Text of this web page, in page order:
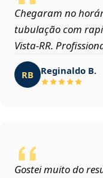
Chegaram no
tubulação com
Vista‑RR.
RB Reginaldo B.
Gostei muito do